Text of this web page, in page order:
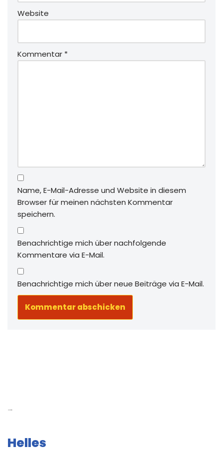
Website
Kommentar *
Name, E-Mail-Adresse und Website in diesem
Browser für meinen nächsten Kommentar
speichern.
Benachrichtige mich über nachfolgende
Kommentare via E-Mail.
Benachrichtige mich über neue Beiträge via E-Mail.
Helles